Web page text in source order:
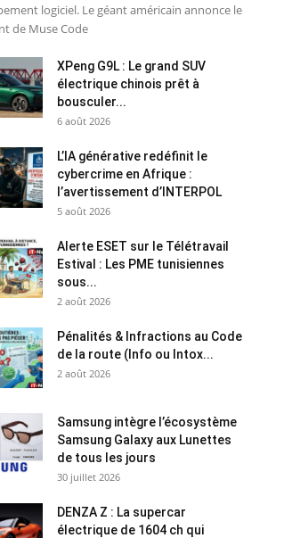
logiciel. Le géant américain annonce le
de Muse Code
XPeng G9L : Le grand SUV
électrique chinois prêt à
bousculer...
6 août 2026
L’IA générative redéfinit le
cybercrime en Afrique :
l’avertissement d’INTERPOL
5 août 2026
Alerte ESET sur le Télétravail
Estival : Les PME tunisiennes
sous...
2 août 2026
Pénalités & Infractions au Code
de la route (Info ou Intox...
2 août 2026
Samsung intègre l’écosystème
Samsung Galaxy aux Lunettes
de tous les jours
30 juillet 2026
DENZA Z : La supercar
électrique de 1604 ch qui